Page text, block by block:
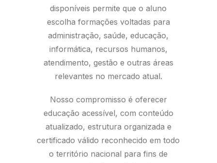
disponíveis permite que o aluno
escolha formações voltadas para
administração, saúde, educação,
informática, recursos humanos,
atendimento, gestão e outras áreas
relevantes no mercado atual.
Nosso compromisso é oferecer
educação acessível, com conteúdo
atualizado, estrutura organizada e
certificado válido reconhecido em todo
o território nacional para fins de